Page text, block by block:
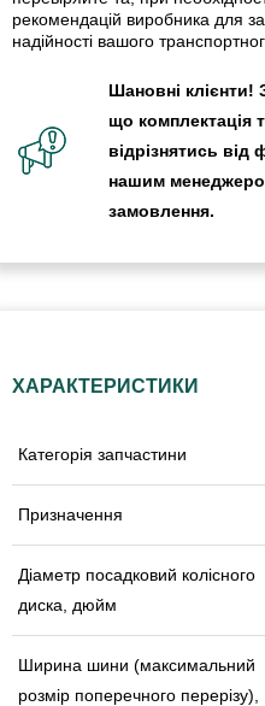
рекомендацій виробника для
надійності вашого
Шановні клієнти!
що комплектація
відрізнятись від
нашим
замовлення.
ХАРАКТЕРИСТИКИ
Категорія запчастини
Призначення
Діаметр посадковий колісного
диска, дюйм
Ширина шини (максимальний
розмір поперечного перерізу),